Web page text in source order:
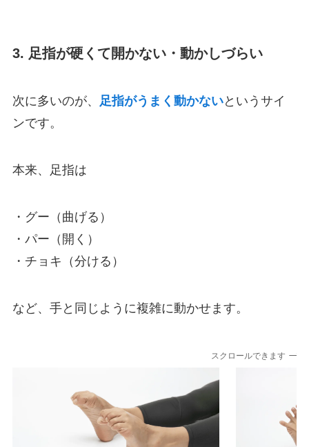
3. 足指が硬くて開かない・動かしづらい
次に多いのが、 足指がうまく動かないというサイ
ンです。
本来、足指は
・グー（曲げる）
・パー（開く）
・チョキ（分ける）
など、手と同じように複雑に動かせます。
スクロールできます